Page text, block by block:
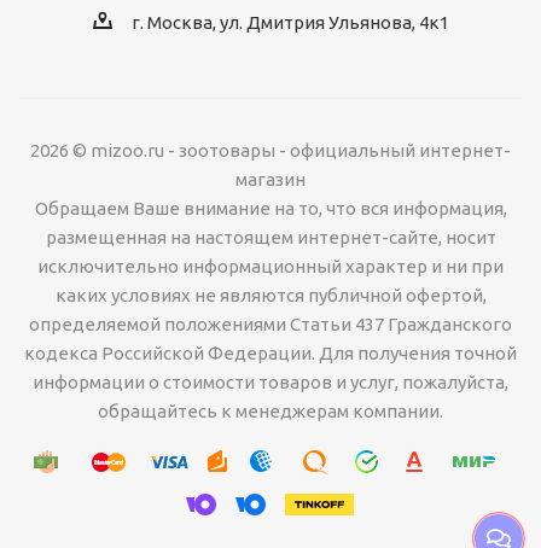
г. Москва, ул. Дмитрия Ульянова, 4к1
2026 © mizoo.ru - зоотовары - официальный интернет-
магазин
Обращаем Ваше внимание на то, что вся информация,
размещенная на настоящем интернет-сайте, носит
исключительно информационный характер и ни при
каких условиях не являются публичной офертой,
определяемой положениями Статьи 437 Гражданского
кодекса Российской Федерации. Для получения точной
информации о стоимости товаров и услуг, пожалуйста,
обращайтесь к менеджерам компании.